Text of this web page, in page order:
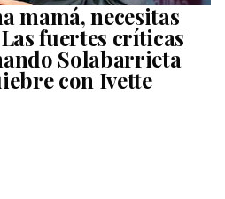
mamá, necesitas
fuertes críticas
Solabarrieta
con Ivette